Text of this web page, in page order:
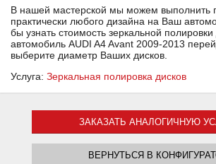
В нашей мастерской мы можем выполнить
практически любого дизайна на Ваш
бы узнать стоимость зеркальной полировки
автомобиль AUDI A4 Avant 2009-2013
выберите диаметр Ваших дисков.
Услуга: Зеркальная полировка дисков
ЗАКАЗАТЬ АНАЛОГИЧНУЮ
ВЕРНУТЬСЯ В